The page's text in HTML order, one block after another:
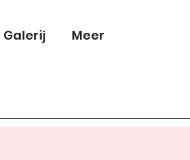
Galerij Meer